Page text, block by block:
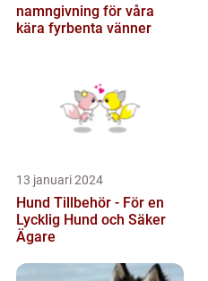
namngivning för våra
kära fyrbenta vänner
13 januari 2024
Hund Tillbehör - För en
Lycklig Hund och Säker
Ägare